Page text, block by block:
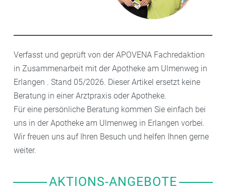
Verfasst und geprüft von der APOVENA Fachredaktion
in Zusammenarbeit mit der Apotheke am Ulmenweg in
Erlangen . Stand 05/2026. Dieser Artikel ersetzt keine
Beratung in einer Arztpraxis oder Apotheke.
Für eine persönliche Beratung kommen Sie einfach bei
uns in der Apotheke am Ulmenweg in Erlangen vorbei.
Wir freuen uns auf Ihren Besuch und helfen Ihnen gerne
weiter.
AKTIONS-ANGEBOTE